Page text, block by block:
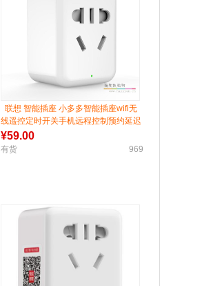
联想 智能插座 小多多智能插座wifi无
线遥控定时开关手机远程控制预约延迟
开关防触电
¥59.00
有货 969